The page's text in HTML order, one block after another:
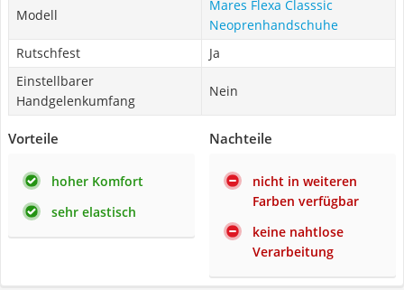
Modell
Mares Flexa Classsic
Neoprenhandschuhe
Rutschfest
Ja
Einstellbarer
Handgelenkumfang
Nein
Vorteile
hoher Komfort
sehr elastisch
Nachteile
nicht in weiteren
Farben verfügbar
keine nahtlose
Verarbeitung